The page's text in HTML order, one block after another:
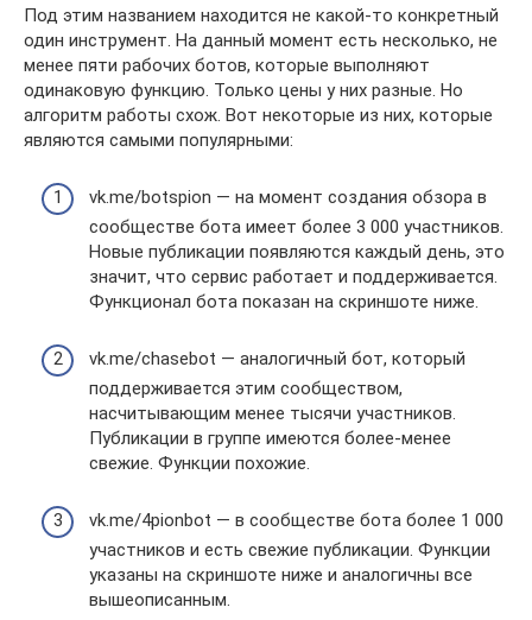
Под этим названием находится не какой-то конкретный
один инструмент. На данный момент есть несколько, не
менее пяти рабочих ботов, которые выполняют
одинаковую функцию. Только цены у них разные. Но
алгоритм работы схож. Вот некоторые из них, которые
являются самыми популярными:
vk.me/botspion — на момент создания обзора в
сообществе бота имеет более 3 000 участников.
Новые публикации появляются каждый день, это
значит, что сервис работает и поддерживается.
Функционал бота показан на скриншоте ниже.
vk.me/chasebot — аналогичный бот, который
поддерживается этим сообществом,
насчитывающим менее тысячи участников.
Публикации в группе имеются более-менее
свежие. Функции похожие.
vk.me/4pionbot — в сообществе бота более 1 000
участников и есть свежие публикации. Функции
указаны на скриншоте ниже и аналогичны все
вышеописанным.